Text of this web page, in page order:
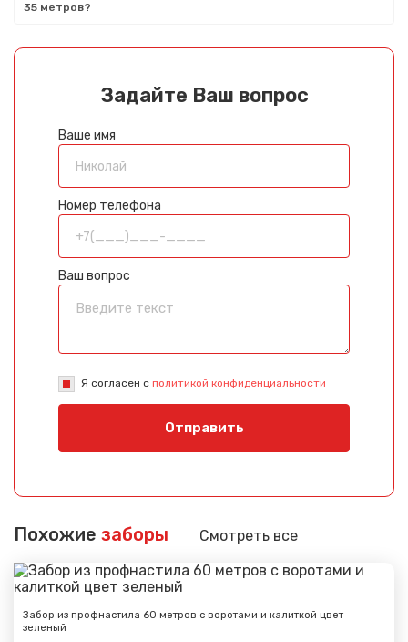
35 метров?
Задайте Ваш вопрос
Ваше имя
Номер телефона
Ваш вопрос
Я согласен с политикой конфиденциальности
Отправить
Похожие заборы Смотреть все
Забор из профнастила 60 метров с воротами и калиткой цвет
зеленый